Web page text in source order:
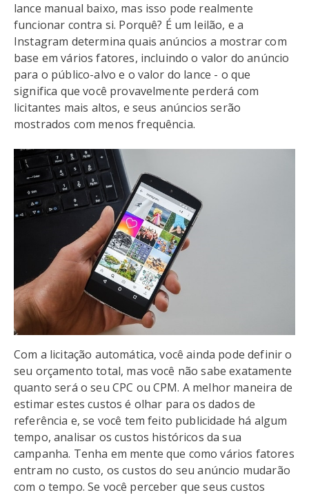
lance manual baixo, mas isso pode realmente
funcionar contra si. Porquê? É um leilão, e a
Instagram determina quais anúncios a mostrar com
base em vários fatores, incluindo o valor do anúncio
para o público-alvo e o valor do lance - o que
significa que você provavelmente perderá com
licitantes mais altos, e seus anúncios serão
mostrados com menos frequência.
Com a licitação automática, você ainda pode definir o
seu orçamento total, mas você não sabe exatamente
quanto será o seu CPC ou CPM. A melhor maneira de
estimar estes custos é olhar para os dados de
referência e, se você tem feito publicidade há algum
tempo, analisar os custos históricos da sua
campanha. Tenha em mente que como vários fatores
entram no custo, os custos do seu anúncio mudarão
com o tempo. Se você perceber que seus custos